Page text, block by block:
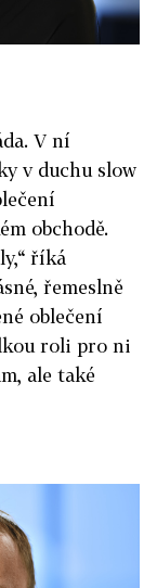
V ní
v duchu slow
obchodě.
říká
řemeslně
oblečení
roli pro ni
ale také